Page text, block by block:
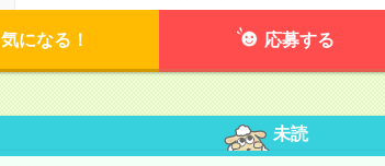
気になる！ 応募する
未読